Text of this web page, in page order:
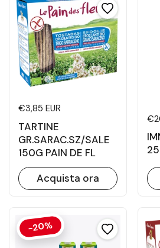
Prezzo di listino
€3,85 EUR
TARTINE
GR.SARAC.SZ/SALE
150G PAIN DE FL
Acquista ora
-20%